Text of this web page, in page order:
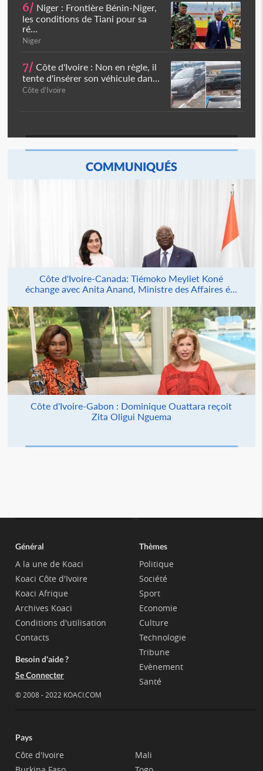
6/ Niger : Frontière Bénin-Niger,
les conditions de Tiani pour sa
ré...
Niger
7/ Côte d'Ivoire : Non en règle, il
tente d'insérer son véhicule dan...
Côte d'Ivoire
COMMUNIQUÉS
Côte d'Ivoire-Canada: Tiémoko Meyliet Koné
échange avec Anita Anand, Ministre des Affaires é...
Côte d'Ivoire-Gabon : Dominique Ouattara reçoit
Zita Oligui Nguema
Général
A la une de Koaci
Koaci Côte d'Ivoire
Koaci Afrique
Archives Koaci
Conditions d'utilisation
Contacts
Besoin d'aide ?
Se Connecter
© 2008 - 2022 KOACI.COM
Thèmes
Politique
Société
Sport
Economie
Culture
Technologie
Tribune
Evènement
Santé
Pays
Côte d'Ivoire
Mali